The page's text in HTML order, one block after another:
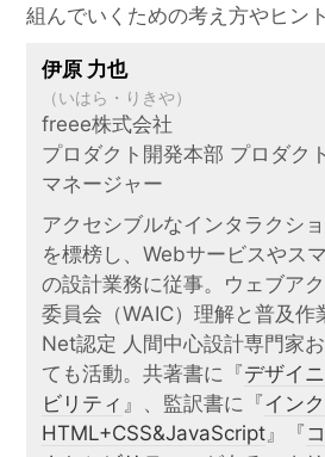
組んでいくための考え方やヒン
伊原 力也
（いはら・りきや）
freee株式会社
プロダクト開発本部 プロダクト
マネージャー
アクセシブルなインタラクシ
を標榜し、Webサービスやス
の設計業務に従事。ウェブア
委員会（WAIC）理解と普及
Net認定 人間中心設計専門家
ても活動。共著書に『デザイ
ビリティ 』、監訳書に『イン
HTML+CSS&JavaScript 』『